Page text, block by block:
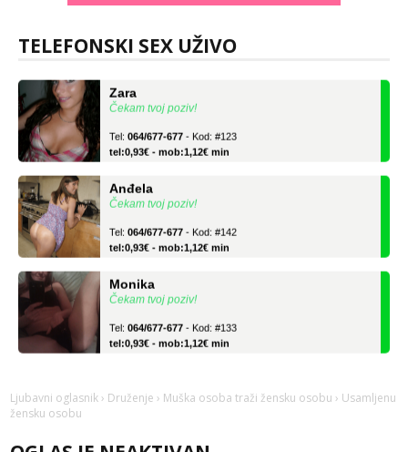
TELEFONSKI SEX UŽIVO
tel:0,93€ - mob:1,12€ min
Čekam tvoj poziv!
tel:0,93€ - mob:1,12€ min
Čekam tvoj poziv!
tel:0,93€ - mob:1,12€ min
Čekam tvoj poziv!
tel:0,93€ - mob:1,12€ min
Ljubavni oglasnik › Druženje › Muška osoba traži žensku osobu › Usamljenu
žensku osobu